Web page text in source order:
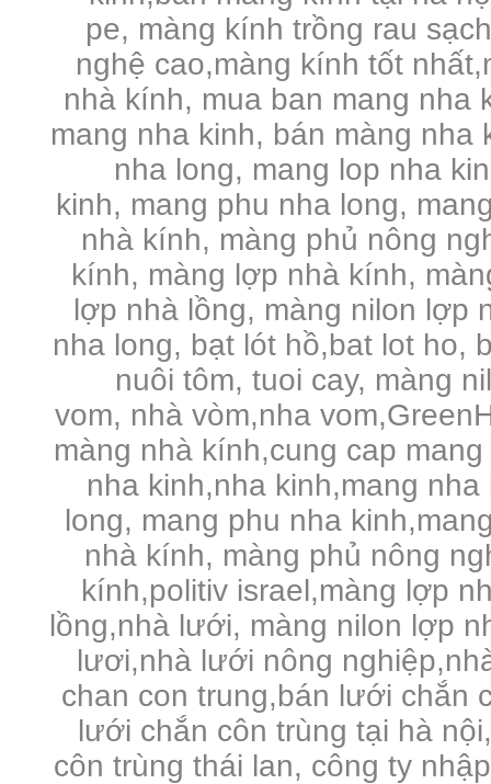
pe, màng kính trồng rau
nghệ cao,màng kính tốt
nhà kính, mua ban mang nha
mang nha kinh, bán màng nha
nha long, mang lop nha
kinh, mang phu nha long,
nhà kính, màng phủ nông
kính, màng lợp nhà kính,
lợp nhà lồng, màng nilon lợp
nha long, bạt lót hồ,bat lot ho,
nuôi tôm, tuoi cay, màng
vom, nhà vòm,nha
màng nhà kính,cung cap
nha kinh,nha kinh,mang
long, mang phu nha
nhà kính, màng phủ nông
kính,politiv israel,màng lợp
lồng,nhà lưới, màng nilon lợp
lươi,nhà lưới nông
chan con trung,bán lưới chắn
lưới chắn côn trùng tại hà
côn trùng thái lan, công ty